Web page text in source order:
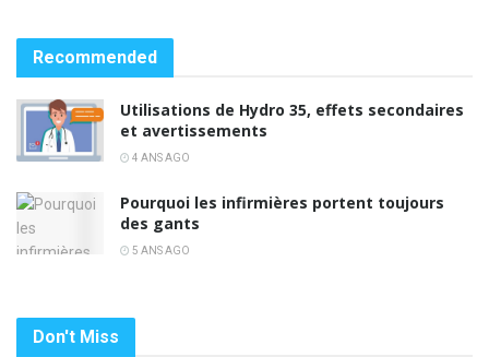
Recommended
Utilisations de Hydro 35, effets secondaires
et avertissements
4 ANS AGO
Pourquoi les infirmières portent toujours
des gants
5 ANS AGO
Don't Miss